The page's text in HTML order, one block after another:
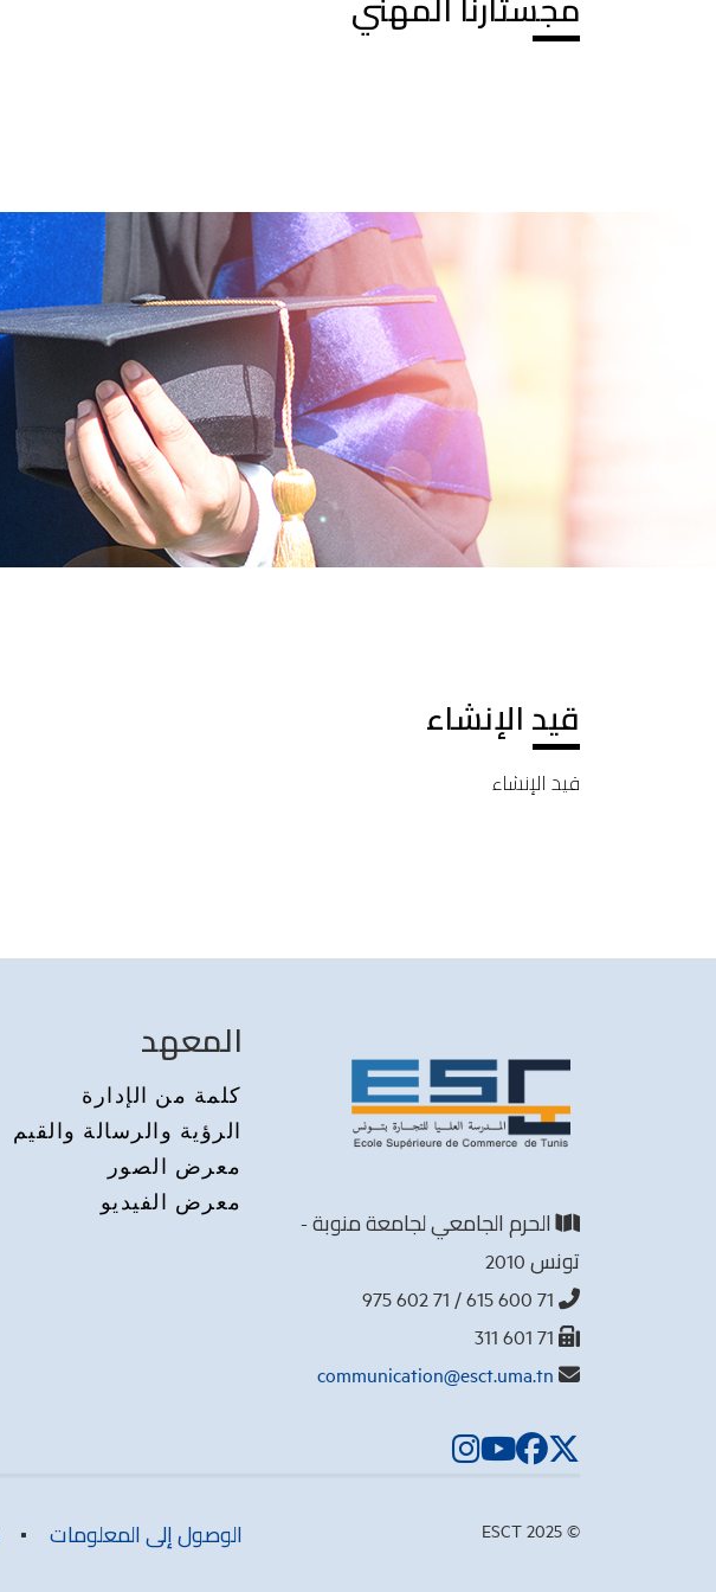
مجستارنا المهني
قيد الإنشاء
قيد الإنشاء
الحرم الجامعي لجامعة منوبة -
تونس 2010
communication@esct.uma.tn
المعهد
كلمة من الإدارة
الرؤية والرسالة والقيم
معرض الصور
معرض الفيديو
© 2025 ESCT الوصول إلى المعلومات